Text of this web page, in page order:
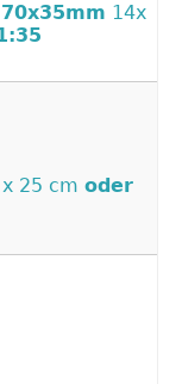
70x35mm 14x
x 25 cm oder